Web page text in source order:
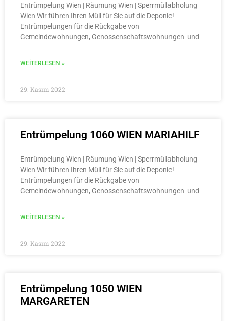
Entrümpelung Wien | Räumung Wien | Sperrmüllabholung
Wien Wir führen Ihren Müll für Sie auf die Deponie!
Entrümpelungen für die Rückgabe von
Gemeindewohnungen, Genossenschaftswohnungen und
WEITERLESEN »
29. Kasım 2022
Entrümpelung 1060 WIEN MARIAHILF
Entrümpelung Wien | Räumung Wien | Sperrmüllabholung
Wien Wir führen Ihren Müll für Sie auf die Deponie!
Entrümpelungen für die Rückgabe von
Gemeindewohnungen, Genossenschaftswohnungen und
WEITERLESEN »
29. Kasım 2022
Entrümpelung 1050 WIEN
MARGARETEN